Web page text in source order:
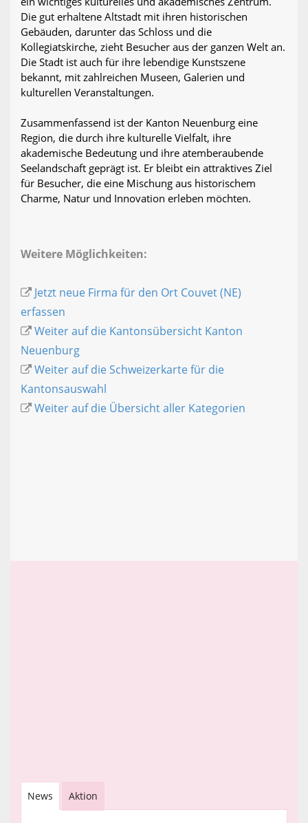
Die gut erhaltene Altstadt mit ihren historischen
Gebäuden, darunter das Schloss und die
Kollegiatskirche, zieht Besucher aus der ganzen Welt an.
Die Stadt ist auch für ihre lebendige Kunstszene
bekannt, mit zahlreichen Museen, Galerien und
kulturellen Veranstaltungen.
Zusammenfassend ist der Kanton Neuenburg eine
Region, die durch ihre kulturelle Vielfalt, ihre
akademische Bedeutung und ihre atemberaubende
Seelandschaft geprägt ist. Er bleibt ein attraktives Ziel
für Besucher, die eine Mischung aus historischem
Charme, Natur und Innovation erleben möchten.
Weitere Möglichkeiten:
Jetzt neue Firma für den Ort Couvet (NE)
erfassen
Weiter auf die Kantonsübersicht Kanton
Neuenburg
Weiter auf die Schweizerkarte für die
Kantonsauswahl
Weiter auf die Übersicht aller Kategorien
News Aktion